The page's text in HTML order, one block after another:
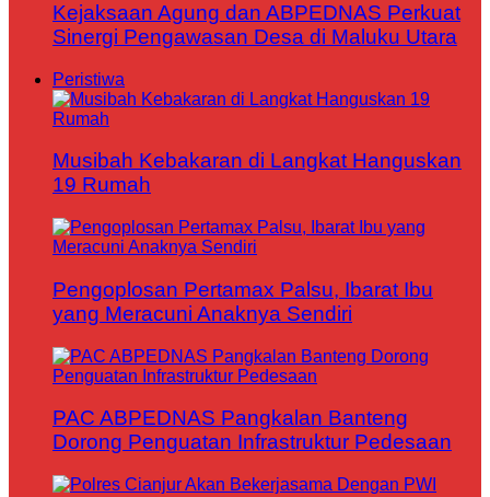
Kejaksaan Agung dan ABPEDNAS Perkuat
Sinergi Pengawasan Desa di Maluku Utara
Peristiwa
Musibah Kebakaran di Langkat Hanguskan
19 Rumah
Pengoplosan Pertamax Palsu, Ibarat Ibu
yang Meracuni Anaknya Sendiri
PAC ABPEDNAS Pangkalan Banteng
Dorong Penguatan Infrastruktur Pedesaan